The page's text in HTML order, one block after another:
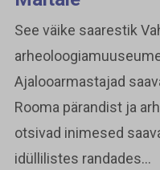
See väike saarestik
Ajalooarmastajad
Rooma pärandist ja
otsivad inimesed
idüllilistes randades...